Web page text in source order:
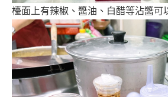
檯面上有辣椒、醬油、白醋等沾醬可